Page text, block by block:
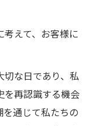
えて、お客様に
切な日であり、私
を再認識する機会
通じて私たちの